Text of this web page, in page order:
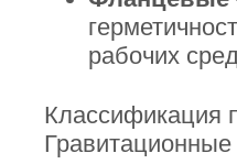
рабочих
Классификация